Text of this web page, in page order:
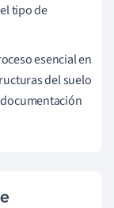
tipo de
esencial en
del suelo